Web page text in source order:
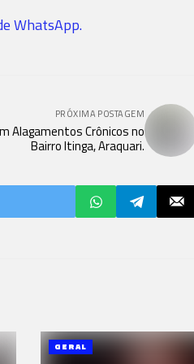
WhatsApp.
PRÓXIMA POSTAGEM
Alagamentos Crônicos no
Bairro Itinga, Araquari.
GERAL